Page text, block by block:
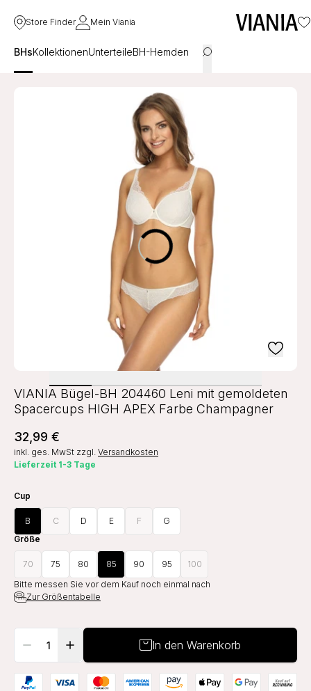
Store Finder Mein Viania
BHsKollektionenUnterteileBH-Hemden
VIANIA Bügel-BH 204460 Leni mit gemoldeten
Spacercups HIGH APEX Farbe Champagner
32,99 €
inkl. ges. MwSt zzgl. Versandkosten
Lieferzeit 1-3 Tage
Cup
B C D E F
G
Größe
70 75 80 85 90 95
100
Bitte messen Sie vor dem Kauf noch einmal nach
Zur Größentabelle
In den Warenkorb